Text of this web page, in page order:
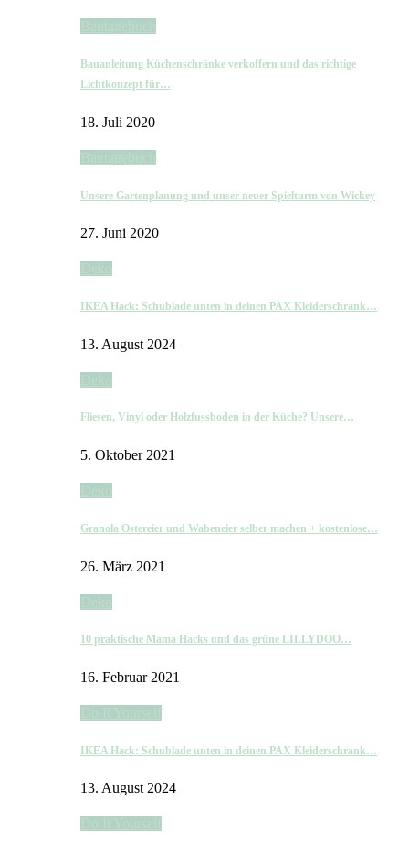
Bauanleitung Küchenschränke verkoffern und das richtige
Lichtkonzept für…
18. Juli 2020
Unsere Gartenplanung und unser neuer Spielturm von Wickey
27. Juni 2020
IKEA Hack: Schublade unten in deinen PAX Kleiderschrank…
13. August 2024
Fliesen, Vinyl oder Holzfussboden in der Küche? Unsere…
5. Oktober 2021
Granola Ostereier und Wabeneier selber machen + kostenlose…
26. März 2021
10 praktische Mama Hacks und das grüne LILLYDOO…
16. Februar 2021
IKEA Hack: Schublade unten in deinen PAX Kleiderschrank…
13. August 2024